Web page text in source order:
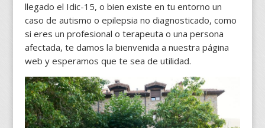
llegado el Idic-15, o bien existe en tu entorno un
caso de autismo o epilepsia no diagnosticado, como
si eres un profesional o terapeuta o una persona
afectada, te damos la bienvenida a nuestra página
web y esperamos que te sea de utilidad.